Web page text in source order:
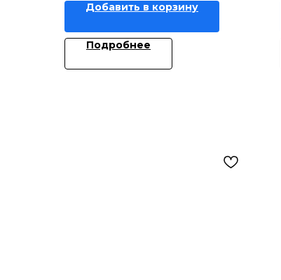
Добавить в корзину
Подробнее